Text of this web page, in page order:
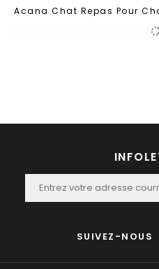
Acana Chat Repas Pour
SUIVEZ-NOUS